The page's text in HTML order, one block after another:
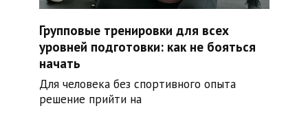
Групповые тренировки для всех
уровней подготовки: как не бояться
начать
Для человека без спортивного опыта
решение прийти на